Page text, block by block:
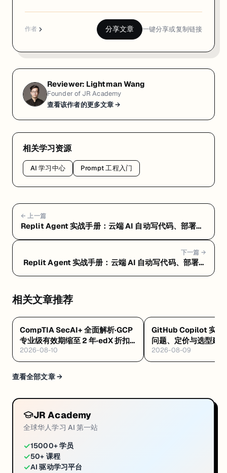
作者 分享文章 一键分享或复制链接
Reviewer: Lightman Wang
Founder of JR Academy
查看该作者的更多文章 →
相关学习资源
AI 学习中心 Prompt 工程入门
← 上一篇
Replit Agent 实战手册：云端 AI 自动写代码、部署一
下一篇 →
Replit Agent 实战手册：云端 AI 自动写代码、部署一
相关文章推荐
CompTIA SecAI+ 全面解析·GCP
专业级有效期缩至 2 年·edX 折扣
码 8/12 到期
2026-08-10
GitHub Copilot 实战
问题、定价与选型建议
2026-08-09
查看全部文章 →
JR Academy
全球华人学习 AI 第一站
✓15000+ 学员
✓50+ 课程
✓AI 驱动学习平台